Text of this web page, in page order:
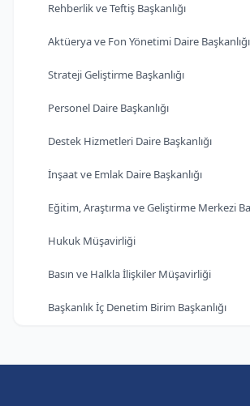
Rehberlik ve Teftiş Başkanlığı
Aktüerya ve Fon Yönetimi Daire Başkanlığı
Strateji Geliştirme Başkanlığı
Personel Daire Başkanlığı
Destek Hizmetleri Daire Başkanlığı
İnşaat ve Emlak Daire Başkanlığı
Eğitim, Araştırma ve Geliştirme Merkezi
Hukuk Müşavirliği
Basın ve Halkla İlişkiler Müşavirliği
Başkanlık İç Denetim Birim Başkanlığı